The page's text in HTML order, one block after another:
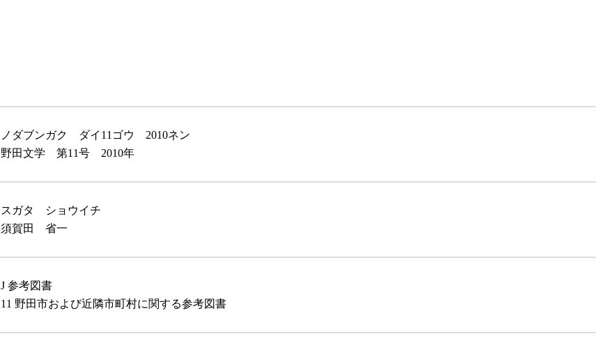
ノダブンガク ダイ11ゴウ 2010ネン
野田文学 第11号 2010年
スガタ ショウイチ
須賀田 省一
J 参考図書
11 野田市および近隣市町村に関する参考図書